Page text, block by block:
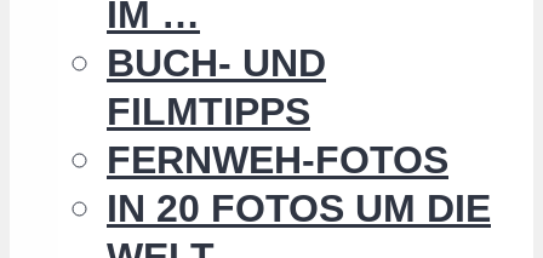
IM …
BUCH- UND
FILMTIPPS
FERNWEH-FOTOS
IN 20 FOTOS UM DIE